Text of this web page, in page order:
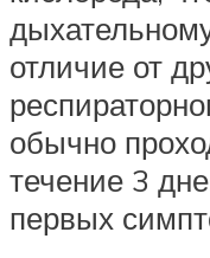
отличие от
обычно
течение 3
первых